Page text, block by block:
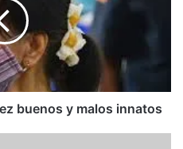
buenos y malos innatos